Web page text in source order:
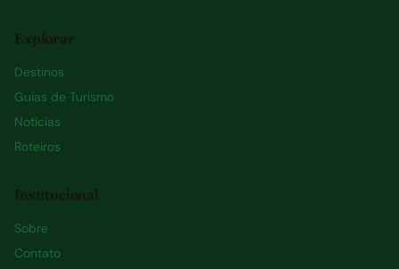
Explorar
Destinos
Guias de Turismo
Notícias
Roteiros
Institucional
Sobre
Contato